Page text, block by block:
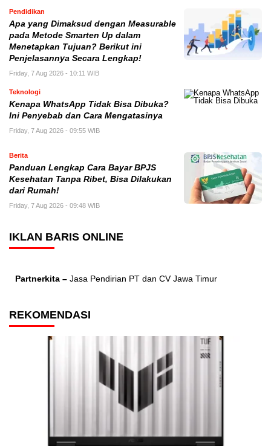
Pendidikan
Apa yang Dimaksud dengan Measurable
pada Metode Smarten Up dalam
Menetapkan Tujuan? Berikut ini
Penjelasannya Secara Lengkap!
Friday, 7 Aug 2026 - 10:11 WIB
Teknologi
Kenapa WhatsApp Tidak Bisa Dibuka?
Ini Penyebab dan Cara Mengatasinya
Friday, 7 Aug 2026 - 09:55 WIB
Berita
Panduan Lengkap Cara Bayar BPJS
Kesehatan Tanpa Ribet, Bisa Dilakukan
dari Rumah!
Friday, 7 Aug 2026 - 09:48 WIB
IKLAN BARIS ONLINE
Partnerkita – Jasa Pendirian PT dan CV Jawa Timur
REKOMENDASI